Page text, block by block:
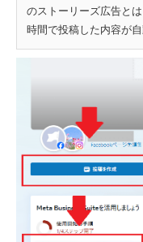
のストーリーズ広告と
時間で投稿した内容が